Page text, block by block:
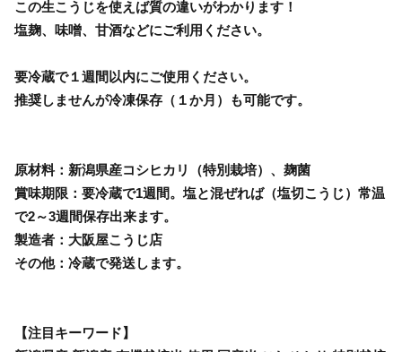
この生こうじを使えば質の違いがわかります！
塩麹、味噌、甘酒などにご利用ください。
要冷蔵で１週間以内にご使用ください。
推奨しませんが冷凍保存（１か月）も可能です。
原材料：新潟県産コシヒカリ（特別栽培）、麹菌
賞味期限：要冷蔵で1週間。塩と混ぜれば（塩切こうじ）常温
で2～3週間保存出来ます。
製造者：大阪屋こうじ店
その他：冷蔵で発送します。
【注目キーワード】